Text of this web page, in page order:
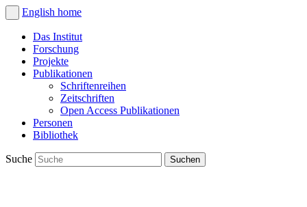
English home
Das Institut
Forschung
Projekte
Publikationen
Schriftenreihen
Zeitschriften
Open Access Publikationen
Personen
Bibliothek
Suche